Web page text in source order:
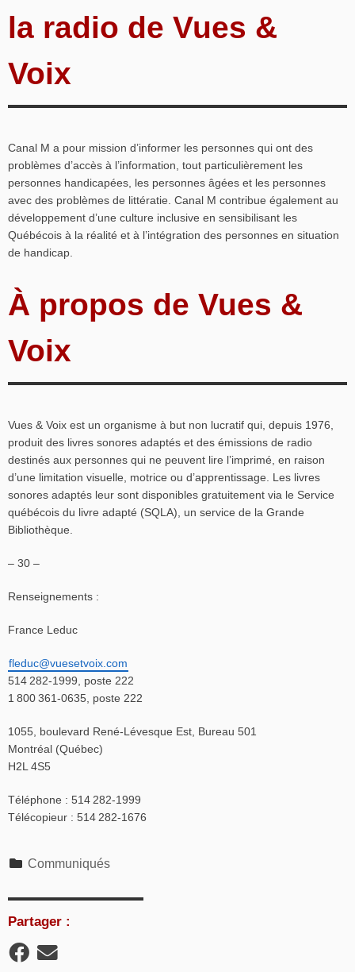
la radio de Vues &
Voix
Canal M a pour mission d’informer les personnes qui ont des
problèmes d’accès à l’information, tout particulièrement les
personnes handicapées, les personnes âgées et les personnes
avec des problèmes de littératie. Canal M contribue également au
développement d’une culture inclusive en sensibilisant les
Québécois à la réalité et à l’intégration des personnes en situation
de handicap.
À propos de Vues &
Voix
Vues & Voix est un organisme à but non lucratif qui, depuis 1976,
produit des livres sonores adaptés et des émissions de radio
destinés aux personnes qui ne peuvent lire l’imprimé, en raison
d’une limitation visuelle, motrice ou d’apprentissage. Les livres
sonores adaptés leur sont disponibles gratuitement via le Service
québécois du livre adapté (SQLA), un service de la Grande
Bibliothèque.
– 30 –
Renseignements :
France Leduc
fleduc@vuesetvoix.com
514 282-1999, poste 222
1 800 361-0635, poste 222
1055, boulevard René-Lévesque Est, Bureau 501
Montréal (Québec)
H2L 4S5
Téléphone : 514 282-1999
Télécopieur : 514 282-1676
Catégories
Communiqués
Partager :